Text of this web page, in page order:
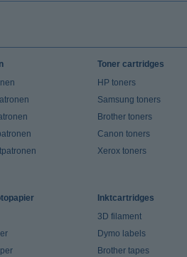
Toner cartridges
HP toners
Samsung toners
Brother toners
Canon toners
Xerox toners
Inktcartridges
3D filament
Dymo labels
Brother tapes